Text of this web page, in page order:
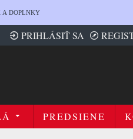
A DOPLNKY
PRIHLÁSIŤ SA
PREDSIENE